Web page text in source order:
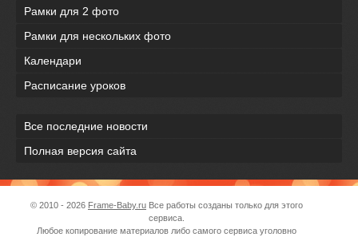
Рамки для 2 фото
Рамки для нескольких фото
Календари
Расписание уроков
Все последние новости
Полная версия сайта
© 2010 - 2026 Frame-Baby.ru Все работы созданы только для этого
сервиса.
Любое копирование материалов либо самого сервиса уголовно